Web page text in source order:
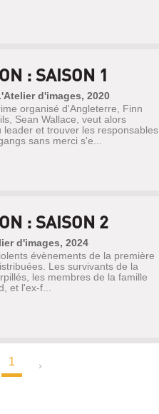
: SAISON 1
d'images, 2020
organisé d'Angleterre, Finn
Sean Wallace, veut alors
et trouver les responsables
sans merci s'e...
: SAISON 2
d'images, 2024
évènements de la première
Les survivants de la
les membres de la famille
et l'ex-f...
1